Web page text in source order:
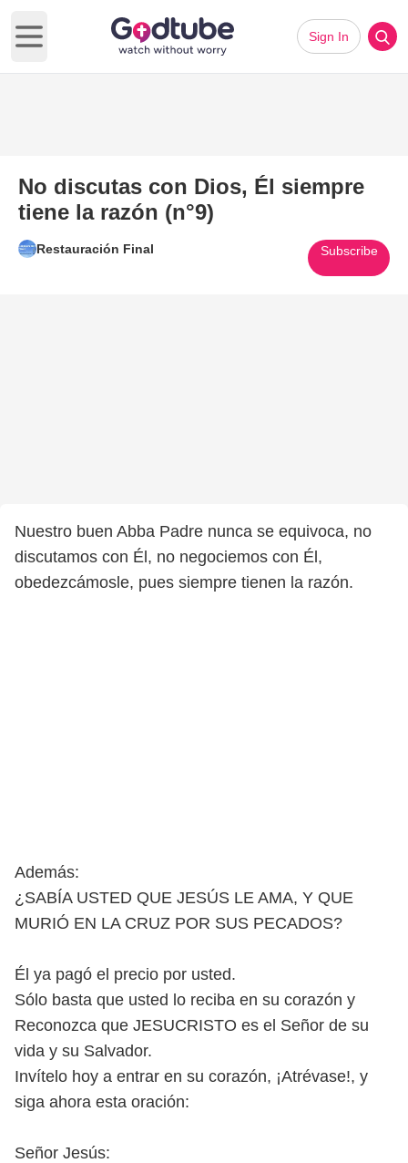
Open main menu
Sign In
No discutas con Dios, Él siempre
tiene la razón (n°9)
Restauración Final Subscribe
Nuestro buen Abba Padre nunca se equivoca, no
discutamos con Él, no negociemos con Él,
obedezcámosle, pues siempre tienen la razón.
Además:
¿SABÍA USTED QUE JESÚS LE AMA, Y QUE
MURIÓ EN LA CRUZ POR SUS PECADOS?
Él ya pagó el precio por usted.
Sólo basta que usted lo reciba en su corazón y
Reconozca que JESUCRISTO es el Señor de su
vida y su Salvador.
Invítelo hoy a entrar en su corazón, ¡Atrévase!, y
siga ahora esta oración:
Señor Jesús: